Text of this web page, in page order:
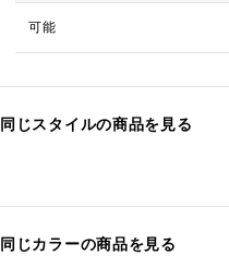
可能
同じスタイルの商品を見る
同じカラーの商品を見る